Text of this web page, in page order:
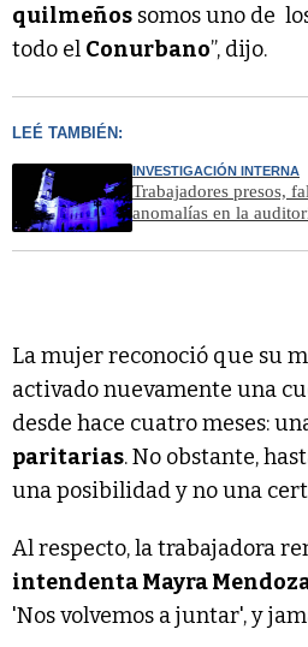
quilmeños somos uno de
todo el Conurbano”, dijo.
LEÉ TAMBIÉN:
INVESTIGACIÓN INTERNA
Trabajadores presos,
anomalías en la
La mujer reconoció que su
activado nuevamente una
desde hace cuatro meses:
paritarias. No obstante,
una posibilidad y no una
Al respecto, la trabajadora
intendenta Mayra
'Nos volvemos a juntar', y